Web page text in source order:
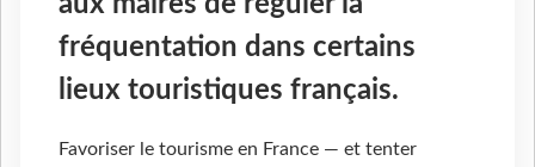
fréquentation dans certains
lieux touristiques français.
Favoriser le tourisme en France — et tenter